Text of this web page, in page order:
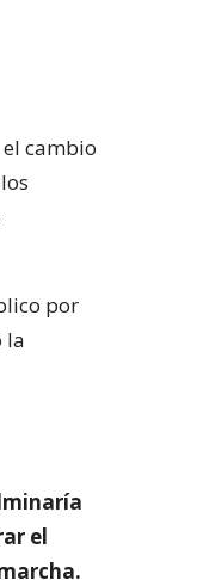
cambio
por
la
el